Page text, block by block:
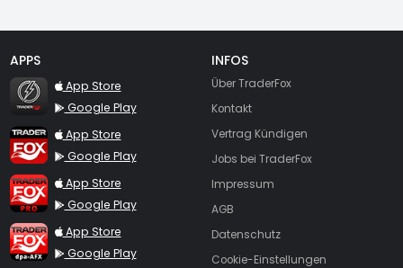
APPS
TraderFox Flash
App Store
Google Play
TraderFox App
App Store
Google Play
TraderFox Pro
App Store
Google Play
TraderFox dpa-AFX ProFeed
App Store
Google Play
INFOS
Über TraderFox
Kontakt
Vertrag Kündigen
Jobs bei TraderFox
Impressum
AGB
Datenschutz
Cookie-Einstellungen